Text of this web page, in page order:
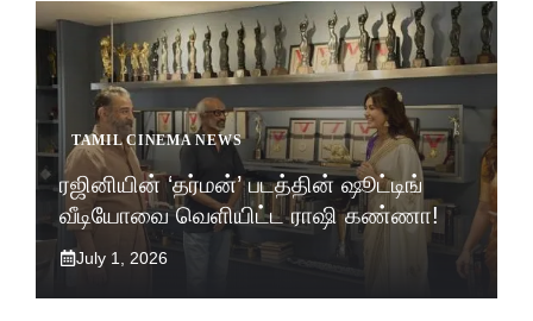
TAMIL CINEMA NEWS
ரஜினியின் ‘தர்மன்’ படத்தின் ஷூட்டிங்
வீடியோவை வெளியிட்ட ராஷி கண்ணா!
July 1, 2026